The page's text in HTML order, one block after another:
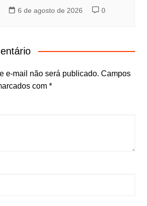
6 de agosto de 2026 0
e-mail não será publicado. Campos
com *